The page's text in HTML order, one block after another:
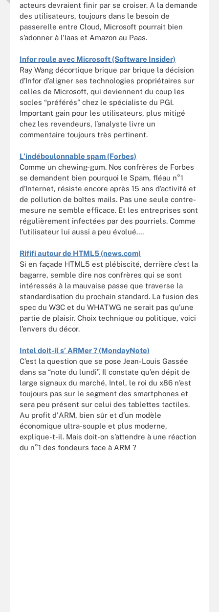
acteurs devraient finir par se croiser. A la demande
des utilisateurs, toujours dans le besoin de
passerelle entre Cloud, Microsoft pourrait bien
s’adonner à l'Iaas et Amazon au Paas.
Infor roule avec Microsoft (Software Insider)
Ray Wang décortique brique par brique la décision
d’Infor d’aligner ses technologies propriétaires sur
celles de Microsoft, qui deviennent du coup les
socles “préférés” chez le spécialiste du PGI.
Important gain pour les utilisateurs, plus mitigé
chez les revendeurs, l’analyste livre un
commentaire toujours très pertinent.
L’indéboulonnable spam (Forbes)
Comme un chewing-gum. Nos confrères de Forbes
se demandent bien pourquoi le Spam, fléau n°1
d’Internet, résiste encore après 15 ans d’activité et
de pollution de boîtes mails. Pas une seule contre-
mesure ne semble efficace. Et les entreprises sont
régulièrement infectées par des pourriels. Comme
l’utilisateur lui aussi a peu évolué....
Rififi autour de HTML5 (news.com)
Si en façade HTML5 est plébiscité, derrière c’est la
bagarre, semble dire nos confrères qui se sont
intéressés à la mauvaise passe que traverse la
standardisation du prochain standard. La fusion des
spec du W3C et du WHATWG ne serait pas qu’une
partie de plaisir. Choix technique ou politique, voici
l’envers du décor.
Intel doit-il s’ ARMer ? (MondayNote)
C’est la question que se pose Jean-Louis Gassée
dans sa “note du lundi”. Il constate qu’en dépit de
large signaux du marché, Intel, le roi du x86 n’est
toujours pas sur le segment des smartphones et
sera peu présent sur celui des tablettes tactiles.
Au profit d'ARM, bien sûr et d’un modèle
économique ultra-souple et plus moderne,
explique-t-il. Mais doit-on s’attendre à une réaction
du n°1 des fondeurs face à ARM ?